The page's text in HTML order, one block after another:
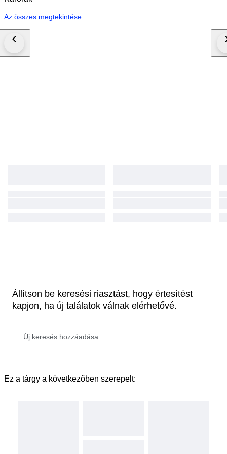
Az összes megtekintése
Állítson be keresési riasztást, hogy értesítést
kapjon, ha új találatok válnak elérhetővé.
Ez a tárgy a következőben szerepelt: